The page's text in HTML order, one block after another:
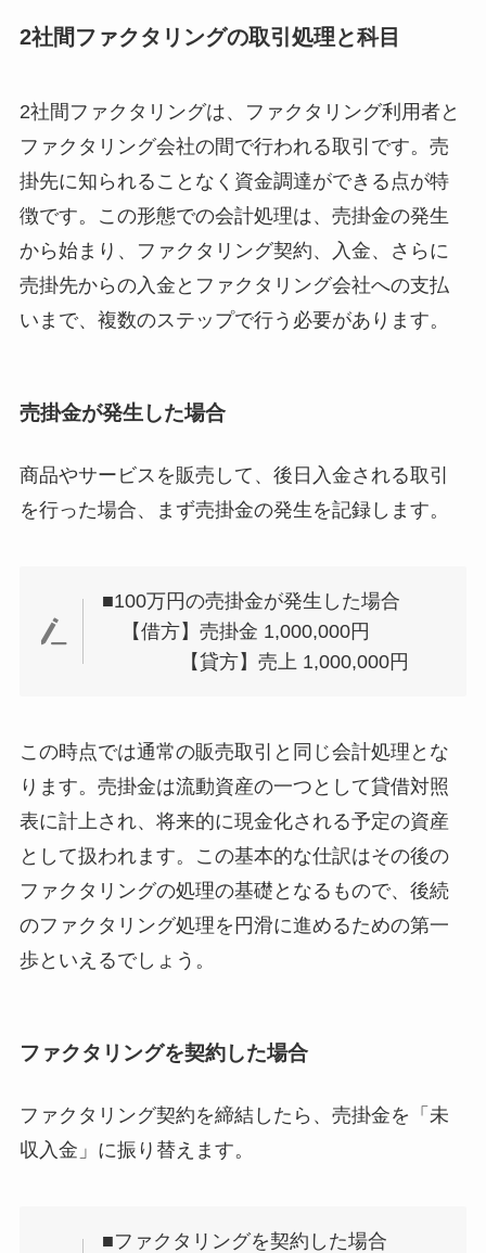
2社間ファクタリングの取引処理と科目
2社間ファクタリングは、ファクタリング利用者と
ファクタリング会社の間で行われる取引です。売
掛先に知られることなく資金調達ができる点が特
徴です。この形態での会計処理は、売掛金の発生
から始まり、ファクタリング契約、入金、さらに
売掛先からの入金とファクタリング会社への支払
いまで、複数のステップで行う必要があります。
売掛金が発生した場合
商品やサービスを販売して、後日入金される取引
を行った場合、まず売掛金の発生を記録します。
■100万円の売掛金が発生した場合
【借方】売掛金 1,000,000円
【貸方】売上 1,000,000円
この時点では通常の販売取引と同じ会計処理とな
ります。売掛金は流動資産の一つとして貸借対照
表に計上され、将来的に現金化される予定の資産
として扱われます。この基本的な仕訳はその後の
ファクタリングの処理の基礎となるもので、後続
のファクタリング処理を円滑に進めるための第一
歩といえるでしょう。
ファクタリングを契約した場合
ファクタリング契約を締結したら、売掛金を「未
収入金」に振り替えます。
■ファクタリングを契約した場合